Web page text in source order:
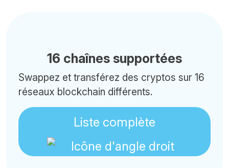
16 chaînes supportées
Swappez et transférez des cryptos sur 16
réseaux blockchain différents.
Liste complète